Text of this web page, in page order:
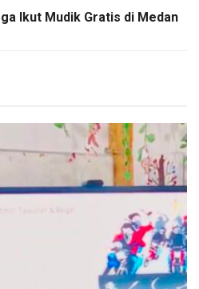
Ikut Mudik Gratis di Medan